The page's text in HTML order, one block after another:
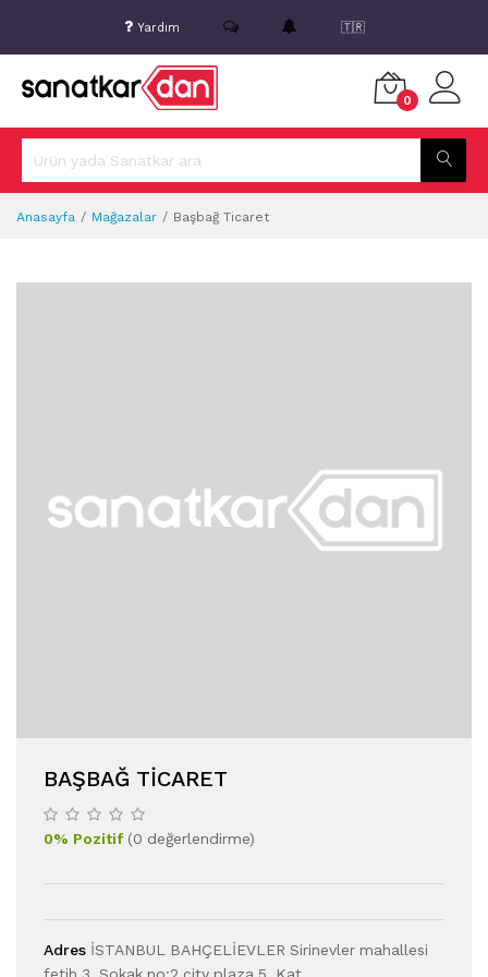
Yardım 🇹🇷
0
Anasayfa Mağazalar Başbağ Ticaret
BAŞBAĞ TICARET
0% Pozitif(0 değerlendirme)
Adres İSTANBUL BAHÇELİEVLER Sirinevler mahallesi
fetih 3. Sokak no:2 city plaza 5. Kat